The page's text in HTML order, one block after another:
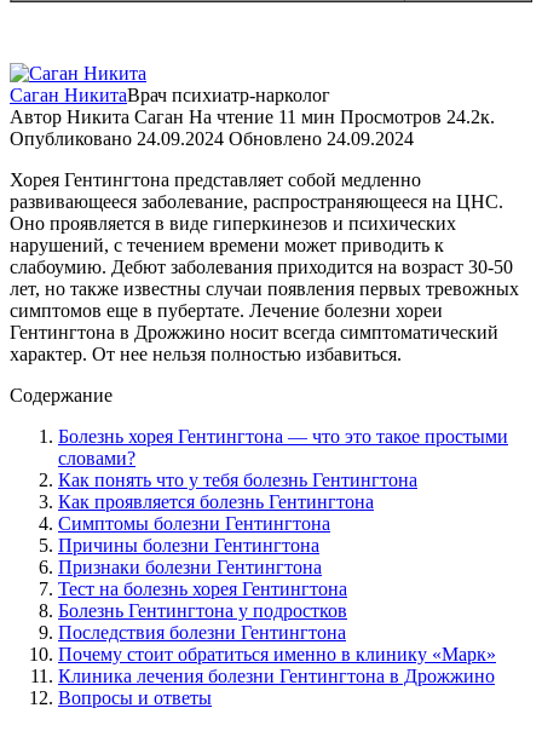
Саган НикитаВрач психиатр-нарколог
Автор Никита Саган На чтение 11 мин Просмотров 24.2к.
Опубликовано 24.09.2024 Обновлено 24.09.2024
Хорея Гентингтона представляет собой медленно
развивающееся заболевание, распространяющееся на ЦНС.
Оно проявляется в виде гиперкинезов и психических
нарушений, с течением времени может приводить к
слабоумию. Дебют заболевания приходится на возраст 30-50
лет, но также известны случаи появления первых тревожных
симптомов еще в пубертате. Лечение болезни хореи
Гентингтона в Дрожжино носит всегда симптоматический
характер. От нее нельзя полностью избавиться.
Содержание
Болезнь хорея Гентингтона — что это такое простыми
словами?
Как понять что у тебя болезнь Гентингтона
Как проявляется болезнь Гентингтона
Симптомы болезни Гентингтона
Причины болезни Гентингтона
Признаки болезни Гентингтона
Тест на болезнь хорея Гентингтона
Болезнь Гентингтона у подростков
Последствия болезни Гентингтона
Почему стоит обратиться именно в клинику «Марк»
Клиника лечения болезни Гентингтона в Дрожжино
Вопросы и ответы